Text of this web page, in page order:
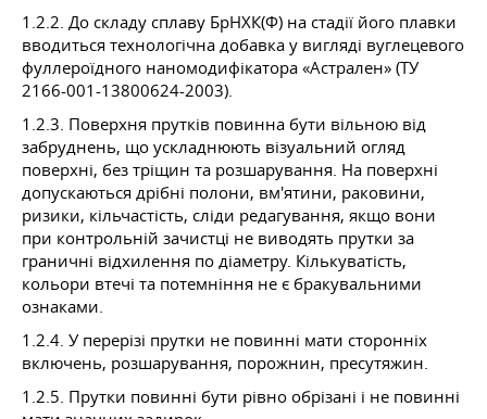
1.2.2. До складу сплаву БрНХК(Ф) на стадії його плавки
вводиться технологічна добавка у вигляді вуглецевого
фуллероїдного наномодифікатора «Астрален» (ТУ
2166-001-13800624-2003).
1.2.3. Поверхня прутків повинна бути вільною від
забруднень, що ускладнюють візуальний огляд
поверхні, без тріщин та розшарування. На поверхні
допускаються дрібні полони, вм'ятини, раковини,
ризики, кільчастість, сліди редагування, якщо вони
при контрольній зачистці не виводять прутки за
граничні відхилення по діаметру. Кількуватість,
кольори втечі та потемніння не є бракувальними
ознаками.
1.2.4. У перерізі прутки не повинні мати сторонніх
включень, розшарування, порожнин, пресутяжин.
1.2.5. Прутки повинні бути рівно обрізані і не повинні